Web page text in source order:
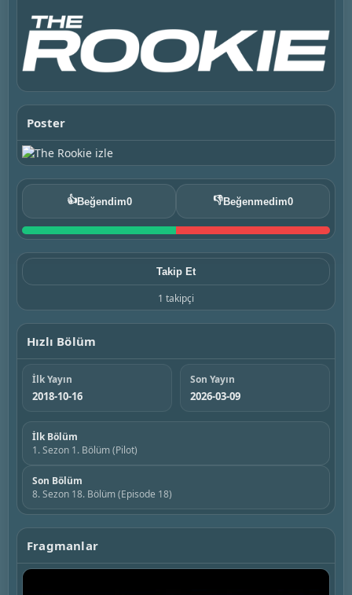
Poster
👍Beğendim0 👎Beğenmedim0
Takip Et
1 takipçi
Hızlı Bölüm
İlk Yayın
2018-10-16
Son Yayın
2026-03-09
İlk Bölüm
1. Sezon 1. Bölüm (Pilot)
Son Bölüm
8. Sezon 18. Bölüm (Episode 18)
Fragmanlar